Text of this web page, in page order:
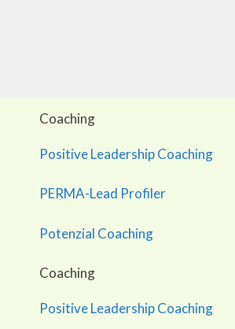
Coaching
Positive Leadership Coaching
PERMA-Lead Profiler
Potenzial Coaching
Coaching
Positive Leadership Coaching